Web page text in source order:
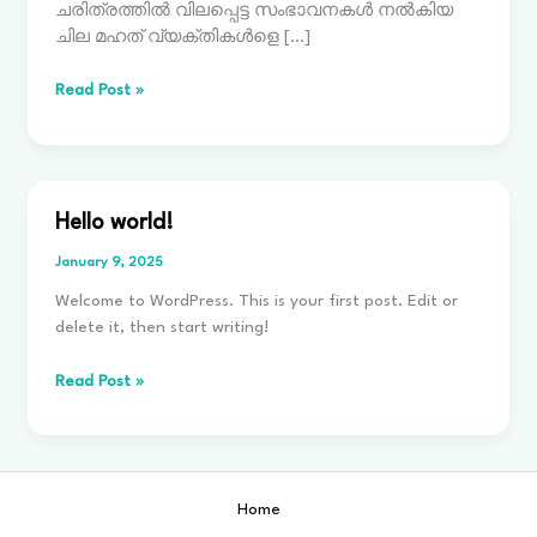
ചരിത്രത്തിൽ വിലപ്പെട്ട സംഭാവനകൾ നൽകിയ
ചില മഹത് വ്യക്തികൾളെ […]
Read Post »
Hello world!
January 9, 2025
Welcome to WordPress. This is your first post. Edit or
delete it, then start writing!
Hello
Read Post »
Home